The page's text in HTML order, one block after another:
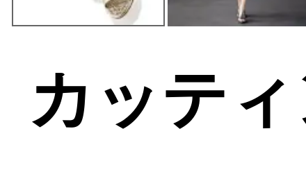
カッテ